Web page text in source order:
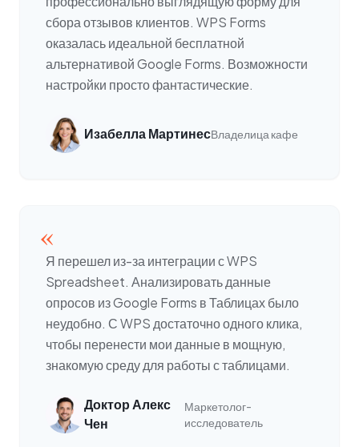
сбора отзывов клиентов. WPS Forms
оказалась идеальной бесплатной
альтернативой Google Forms. Возможности
настройки просто фантастические.
Изабелла МартинесВладелица кафе
«
Я перешел из-за интеграции с WPS
Spreadsheet. Анализировать данные
опросов из Google Forms в Таблицах было
неудобно. С WPS достаточно одного клика,
чтобы перенести мои данные в мощную,
знакомую среду для работы с таблицами.
Доктор Алекс
Чен
Маркетолог-
исследователь